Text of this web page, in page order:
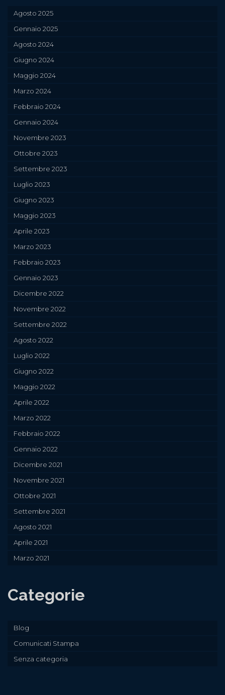
Agosto 2025
Gennaio 2025
Agosto 2024
Giugno 2024
Maggio 2024
Marzo 2024
Febbraio 2024
Gennaio 2024
Novembre 2023
Ottobre 2023
Settembre 2023
Luglio 2023
Giugno 2023
Maggio 2023
Aprile 2023
Marzo 2023
Febbraio 2023
Gennaio 2023
Dicembre 2022
Novembre 2022
Settembre 2022
Agosto 2022
Luglio 2022
Giugno 2022
Maggio 2022
Aprile 2022
Marzo 2022
Febbraio 2022
Gennaio 2022
Dicembre 2021
Novembre 2021
Ottobre 2021
Settembre 2021
Agosto 2021
Aprile 2021
Marzo 2021
Categorie
Blog
Comunicati Stampa
Senza categoria